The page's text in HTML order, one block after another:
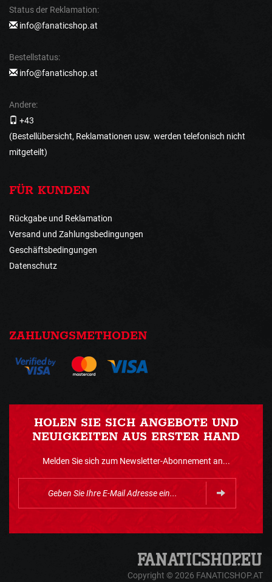
Status der Reklamation:
info@fanaticshop.at
Bestellstatus:
info@fanaticshop.at
Andere:
+43
(Bestellübersicht, Reklamationen usw. werden telefonisch nicht
mitgeteilt)
FÜR KUNDEN
Rückgabe und Reklamation
Versand und Zahlungsbedingungen
Geschäftsbedingungen
Datenschutz
ZAHLUNGSMETHODEN
HOLEN SIE SICH ANGEBOTE UND
NEUIGKEITEN AUS ERSTER HAND
Melden Sie sich zum Newsletter-Abonnement an...
Copyright © 2026 FANATICSHOP.AT